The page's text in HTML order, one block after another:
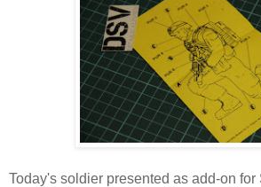
Today's soldier presented as add-on for